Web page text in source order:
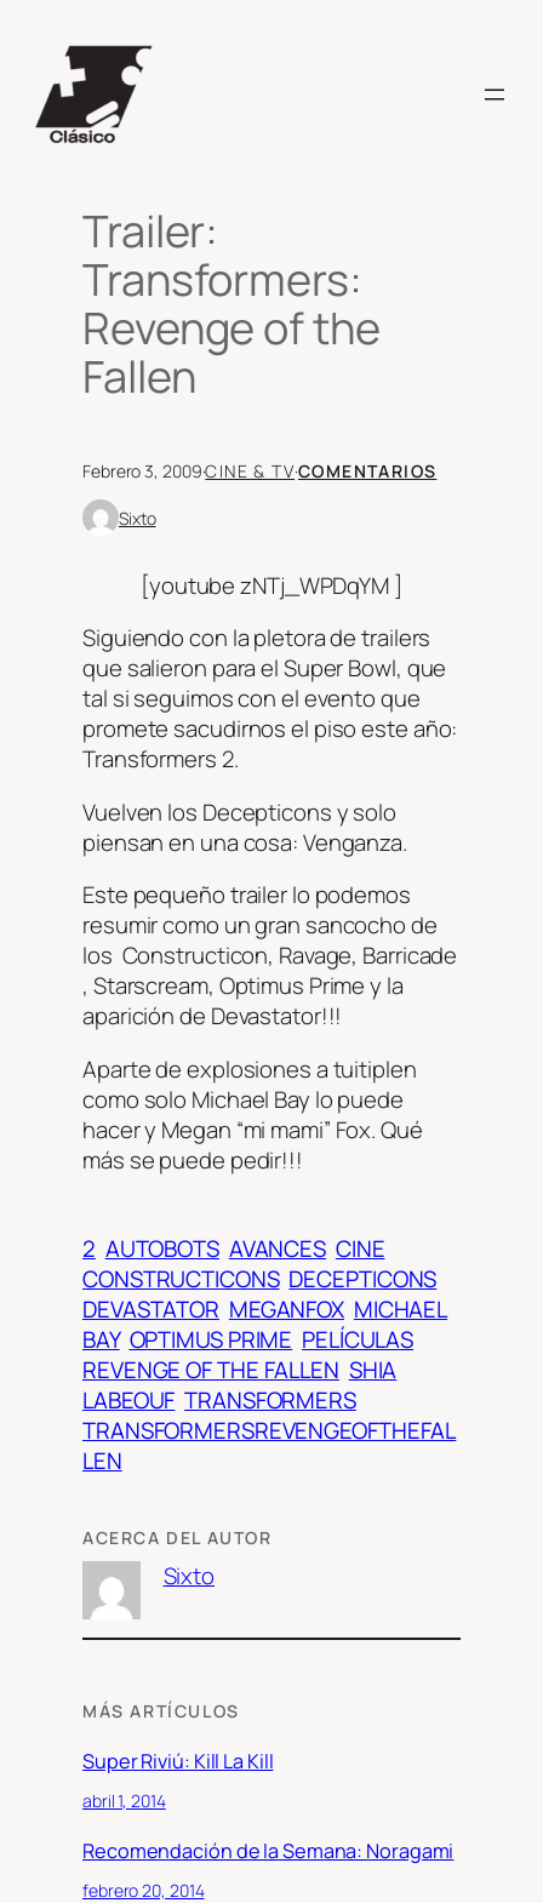
contenido
Trailer:
Transformers:
Revenge of the
Fallen
Febrero 3, 2009·CINE & TV·COMENTARIOS
Sixto
[youtube zNTj_WPDqYM ]
Siguiendo con la pletora de trailers
que salieron para el Super Bowl, que
tal si seguimos con el evento que
promete sacudirnos el piso este año:
Transformers 2.
Vuelven los Decepticons y solo
piensan en una cosa: Venganza.
Este pequeño trailer lo podemos
resumir como un gran sancocho de
los Constructicon, Ravage, Barricade
, Starscream, Optimus Prime y la
aparición de Devastator!!!
Aparte de explosiones a tuitiplen
como solo Michael Bay lo puede
hacer y Megan “mi mami” Fox. Qué
más se puede pedir!!!
2 AUTOBOTS AVANCES CINE
CONSTRUCTICONS DECEPTICONS
DEVASTATOR MEGANFOX MICHAEL
BAY OPTIMUS PRIME PELÍCULAS
REVENGE OF THE FALLEN SHIA
LABEOUF TRANSFORMERS
TRANSFORMERSREVENGEOFTHEFAL
LEN
ACERCA DEL AUTOR
Sixto
MÁS ARTÍCULOS
Super Riviú: Kill La Kill
abril 1, 2014
Recomendación de la Semana: Noragami
febrero 20, 2014